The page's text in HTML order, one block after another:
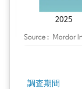
調査期間